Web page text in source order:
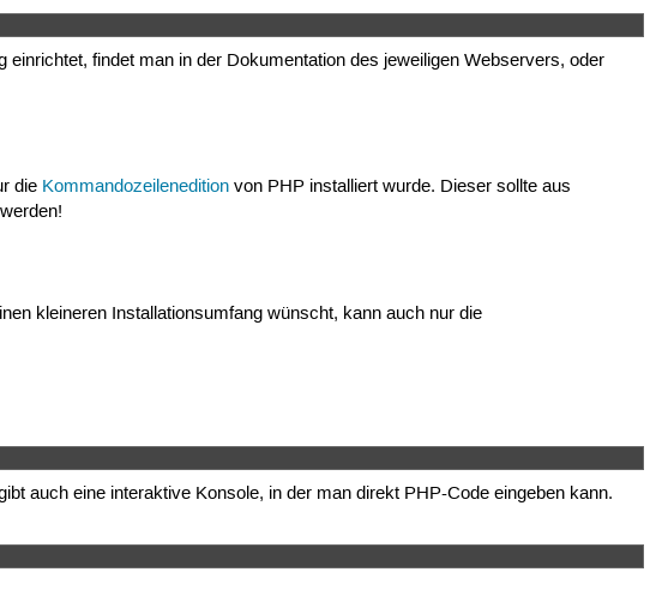
findet man in der Dokumentation des jeweiligen Webservers, oder
die Kommandozeilenedition von PHP installiert wurde. Dieser sollte aus
kleineren Installationsumfang wünscht, kann auch nur die
auch eine interaktive Konsole, in der man direkt PHP-Code eingeben kann.